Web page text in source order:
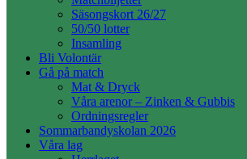
Säsongskort 26/27
50/50 lotter
Insamling
Bli Volontär
Gå på match
Mat & Dryck
Våra arenor – Zinken & Gubbis
Ordningsregler
Sommarbandyskolan 2026
Våra lag